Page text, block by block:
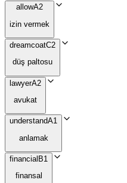
allowA2
izin vermek
dreamcoatC2
düş paltosu
lawyerA2
avukat
understandA1
anlamak
financial B1
finansal